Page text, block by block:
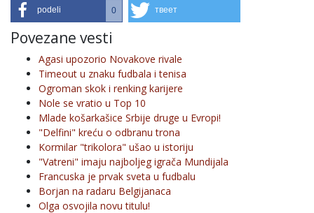
podeli 0 твеет
Povezane vesti
Agasi upozorio Novakove rivale
Timeout u znaku fudbala i tenisa
Ogroman skok i renking karijere
Nole se vratio u Top 10
Mlade košarkašice Srbije druge u Evropi!
"Delfini" kreću o odbranu trona
Kormilar "trikolora" ušao u istoriju
"Vatreni" imaju najboljeg igrača Mundijala
Francuska je prvak sveta u fudbalu
Borjan na radaru Belgijanaca
Olga osvojila novu titulu!